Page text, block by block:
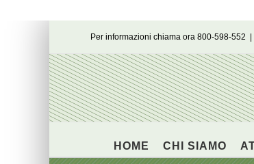
Per informazioni chiama ora 800-598-552
HOME CHI SIAMO